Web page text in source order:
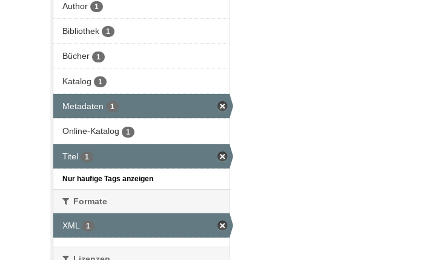
Author 1
Bibliothek 1
Bücher 1
Katalog 1
Metadaten 1
Online-Katalog 1
Titel 1
Nur häufige Tags anzeigen
Formate
XML 1